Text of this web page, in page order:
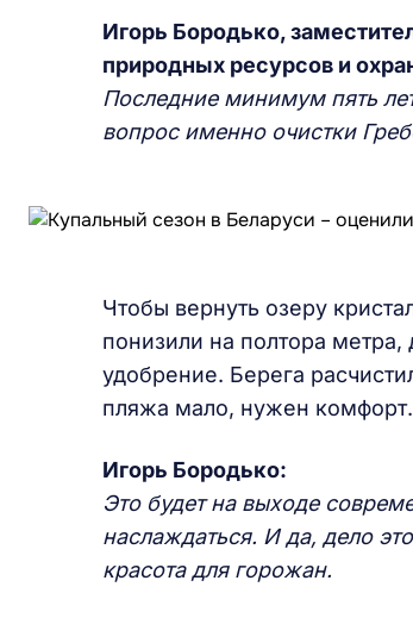
Игорь Бородько,
природных ресурсов и
Последние минимум пять
вопрос именно очистки
Чтобы вернуть озеру
понизили на полтора метра,
удобрение. Берега
пляжа мало, нужен
Игорь Бородько:
Это будет на выходе
наслаждаться. И да, дело
красота для горожан.